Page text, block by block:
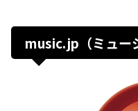
music.jp（ミュー